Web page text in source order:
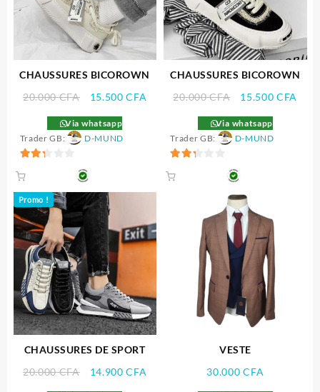
CHAUSSURES BICOROWN
20.000CFA
Le
initial
était :
15.500CFA
15.500 CFA.
Via whatsapp
Trader GB:
D-MUND
sur 5
CHAUSSURES BICOROWN
20.000CFA
Le
initial
était :
15.500CFA
Via whatsapp
Trader GB:
D-MUND
sur 5
Promo !
CHAUSSURES DE SPORT
20.000CFA
Le
14.900CFA
VESTE
30.000CFA